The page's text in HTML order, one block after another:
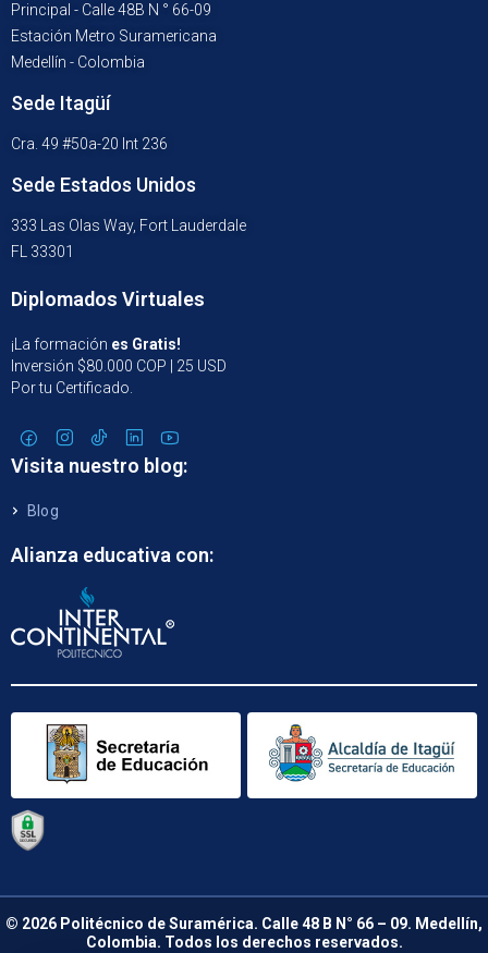
Principal - Calle 48B N ° 66-09
Estación Metro Suramericana
Medellín - Colombia
Sede Itagüí
Cra. 49 #50a-20 Int 236
Sede Estados Unidos
333 Las Olas Way, Fort Lauderdale
FL 33301
Diplomados Virtuales
¡La formación es Gratis!
Inversión $80.000 COP | 25 USD
Por tu Certificado.
Visita nuestro blog:
Blog
Alianza educativa con:
© 2026 Politécnico de Suramérica. Calle 48 B N° 66 – 09. Medellín,
Colombia. Todos los derechos reservados.